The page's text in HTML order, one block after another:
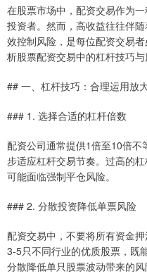
在股票市场中，配资交易作为
投资者。然而，高收益往往伴
效控制风险，是每位配资交易
析股票配资交易中的杠杆技巧与
## 一、杠杆技巧：合理运用放
### 1. 选择合适的杠杆倍数
配资公司通常提供1倍至10倍
步适应杠杆交易节奏。过高的
可能面临强制平仓风险。
### 2. 分散投资降低单票风险
配资交易中，不要将所有资金
3-5只不同行业的优质股票，既
分散降低单只股票波动带来的风